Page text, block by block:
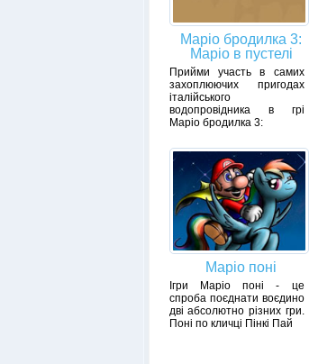
Маріо бродилка 3:
Маріо в пустелі
Прийми участь в самих
захоплюючих пригодах
італійського
водопровідника в грі
Маріо бродилка 3:
Маріо поні
Ігри Маріо поні - це
спроба поєднати воєдино
дві абсолютно різних гри.
Поні по кличці Пінкі Пай